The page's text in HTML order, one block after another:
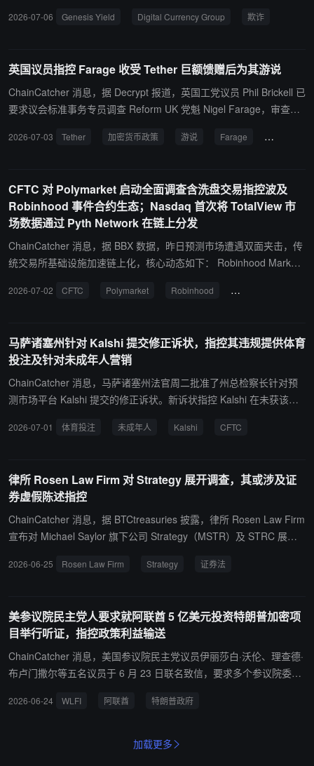
邦证券法相关指控继续推进。该裁定修订了法院今年 2 月的一项早前
审理相关州法主张。本案围绕已失败的 Genesis Yield 借贷项目展
开。该项目曾允许用户存入加密资产并获取利息。投资者指控 Silber
t、DCG 及其他被告在 Genesis 暂停提现并于 2023 年初申请破产
并非所有州法指控都获恢复。法院驳回了四个州的消费者保护相关主
2026-07-06 Genesis Yield Digital Currency Group 欺诈
英国议员指控 Farage 收受 Tether 巨额馈赠后为其游说
ChainCatcher 消息，据 Decrypt 报道，英国工党议员 Phil Brickell 已
要求议会标准事务专员调查 Reform UK 党魁 Nigel Farage，审查其
后，就英国央行加密货币政策进行不当游说。 报道称，Farage 于 20
hristopher Harborne 被指持有约 12% 的 Tether 股权，且此前曾向
Farage 提供未申报的 500 万英镑个人赠与，并向 Reform UK 捐赠
约 1500 万英镑。
2026-07-03 Tether 加密货币政策 游说 Farage 英国央行
CFTC 对 Polymarket 启动全面调查含洗盘交易指控波及
Robinhood 事件合约生态；Nasdaq 首次将 TotalView 市
场数据通过 Pyth Network 在链上分发
ChainCatcher 消息，据 BBX 数据，昨日预测市场遭遇双面夹击，传
统交易所基础设施加速链上化，核心动态如下： Robinhood Market
双重监管打击：其一，美国商品期货交易委员会（CFTC）已对 Poly
股）在密歇根州向居民提供体育投注服务。两起事件尽管直接针对 P
olymarket 与 Kalshi，但对 Robinhood 的战略重要性不可忽视——R
obinhood 通过旗下 Robinhood Derivatives LLC 提供与 KalshiEx LL
C 或 ForecastEx LLC 联动的事件合约产品，是目前美国受监管经纪
级，将直接影响 Robinhood 事件合约业务的合规架构与产品扩张速
为其 TotalView（纳斯达克全市场深度数据产品）的链上分发合作
方，这是纳斯达克首次将其核心机构级市场数据整合至区块链网络
——TotalView 提供全美股票市场的全层次买卖报价与成交数据，历
史上仅面向传统金融机构（收费订阅）；链上分发意味着 DeFi 协
益市场数据作为链上定价基础。Pyth Network 代币（PYTH）随即上
2026-07-02 CFTC Polymarket Robinhood Pyth Network
马萨诸塞州针对 Kalshi 提交修正诉状，指控其违规提供体育
投注及针对未成年人营销
ChainCatcher 消息，马萨诸塞州法官周二批准了州总检察长针对预
测市场平台 Kalshi 提交的修正诉状。新诉状指控 Kalshi 在未获该州
销等手段，吸引 21 岁以下的年轻用户参与投注。 该州此前已对 Kals
邦机构对预测市场拥有专属管辖权，不受州级监管约束。此外，美国
多个传统投注组织正游说国会，试图在《数字资产市场清晰度法案》
（CLARITY Act）中明确禁止此类与体育相关的事件合约。
2026-07-01 体育投注 未成年人 Kalshi CFTC
律所 Rosen Law Firm 对 Strategy 展开调查，其或涉及证
券虚假陈述指控
ChainCatcher 消息，据 BTCtreasuries 披露，律所 Rosen Law Firm
宣布对 Michael Saylor 旗下公司 Strategy（MSTR）及 STRC 展开
众发布了具有重大误导性的商业信息”，因此正在评估相关投资者损
2026-06-25 Rosen Law Firm Strategy 证券法
美参议院民主党人要求就阿联酋 5 亿美元投资特朗普加密项
目举行听证，指控政策利益输送
ChainCatcher 消息，美国参议院民主党议员伊丽莎白·沃伦、理查德·
布卢门撒尔等五名议员于 6 月 23 日联名致信，要求多个参议院委员
举行听证，调查该投资是否对特朗普政府后续对阿联酋的政策决定产
协议，以 5 亿美元收购 WLFI 49% 股权，协议在特朗普就职前四天
2026-06-24 WLFI 阿联酋 特朗普政府
加载更多